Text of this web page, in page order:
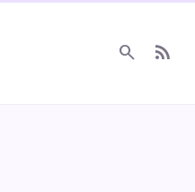
search rss_feed